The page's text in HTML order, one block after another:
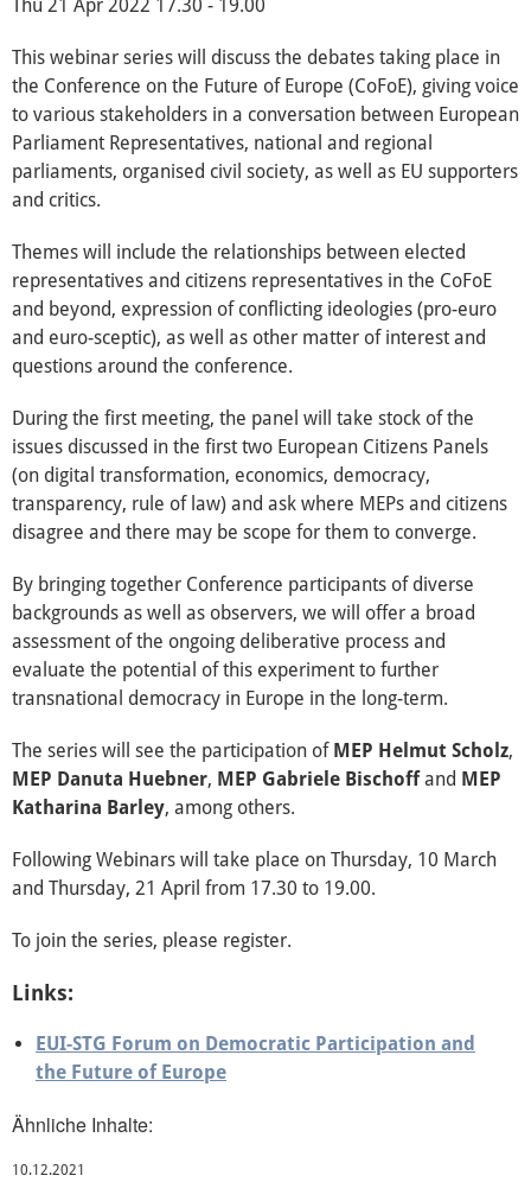
Mediathek
Thu 21 Apr 2022 17.30 - 19.00
This webinar series will discuss the debates taking place in
the Conference on the Future of Europe (CoFoE), giving voice
to various stakeholders in a conversation between European
Parliament Representatives, national and regional
parliaments, organised civil society, as well as EU supporters
and critics.
Themes will include the relationships between elected
representatives and citizens representatives in the CoFoE
and beyond, expression of conflicting ideologies (pro-euro
and euro-sceptic), as well as other matter of interest and
questions around the conference.
During the first meeting, the panel will take stock of the
issues discussed in the first two European Citizens Panels
(on digital transformation, economics, democracy,
transparency, rule of law) and ask where MEPs and citizens
disagree and there may be scope for them to converge.
By bringing together Conference participants of diverse
backgrounds as well as observers, we will offer a broad
assessment of the ongoing deliberative process and
evaluate the potential of this experiment to further
transnational democracy in Europe in the long-term.
The series will see the participation of MEP Helmut Scholz,
MEP Danuta Huebner, MEP Gabriele Bischoffand MEP
Katharina Barley, among others.
Following Webinars will take place on Thursday, 10 March
and Thursday, 21 April from 17.30 to 19.00.
To join the series, please register.
Links:
EUI-STG Forum on Democratic Participation and
the Future of Europe
Ähnliche Inhalte:
10.12.2021